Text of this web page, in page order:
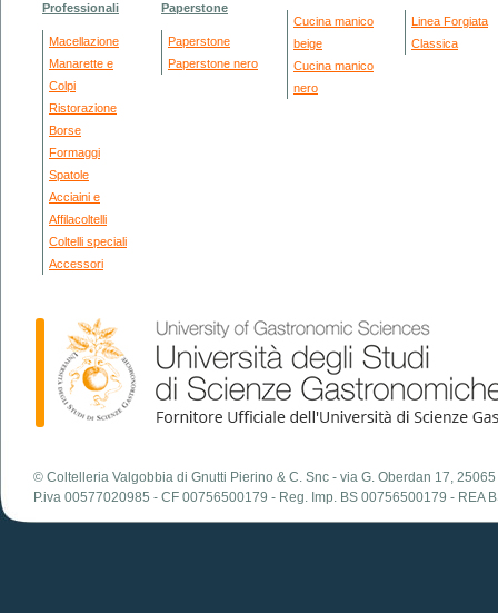
Professionali
Macellazione
Manarette e
Colpi
Ristorazione
Borse
Formaggi
Spatole
Acciaini e
Affilacoltelli
Coltelli speciali
Accessori
Paperstone
Paperstone
Paperstone nero
Cucina manico
beige
Cucina manico
nero
Linea Forgiata
Classica
© Coltelleria Valgobbia di Gnutti Pierino & C. Snc - via G. Oberdan 17,
P.iva 00577020985 - CF 00756500179 - Reg. Imp. BS 00756500179 - REA